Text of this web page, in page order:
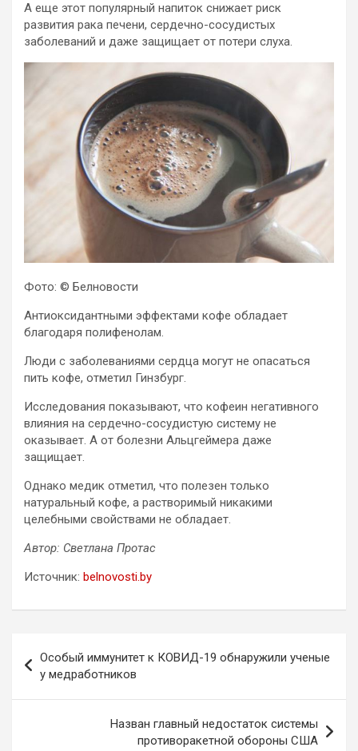
А еще этот популярный напиток снижает риск
развития рака печени, сердечно-сосудистых
заболеваний и даже защищает от потери слуха.
Фото: © Белновости
Антиоксидантными эффектами кофе обладает
благодаря полифенолам.
Люди с заболеваниями сердца могут не опасаться
пить кофе, отметил Гинзбург.
Исследования показывают, что кофеин негативного
влияния на сердечно-сосудистую систему не
оказывает. А от болезни Альцгеймера даже
защищает.
Однако медик отметил, что полезен только
натуральный кофе, а растворимый никакими
целебными свойствами не обладает.
Автор: Светлана Протас
Источник: belnovosti.by
по
записям
Особый иммунитет к КОВИД-19 обнаружили ученые
у медработников
Назван главный недостаток системы
противоракетной обороны США